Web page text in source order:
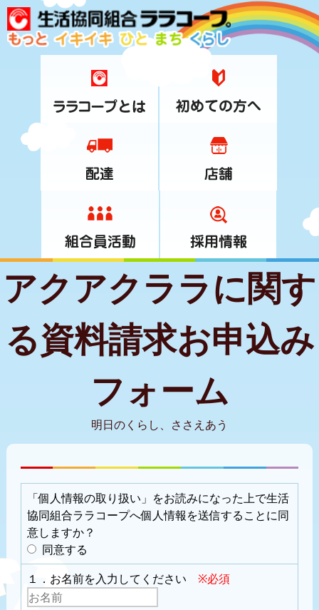
アクアクララに関す
る資料請求お申込み
フォーム
明日のくらし、ささえあう
「個人情報の取り扱い」をお読みになった上で生活
協同組合ララコープへ個人情報を送信することに同
意しますか？
同意する
１．お名前を入力してください
※必須